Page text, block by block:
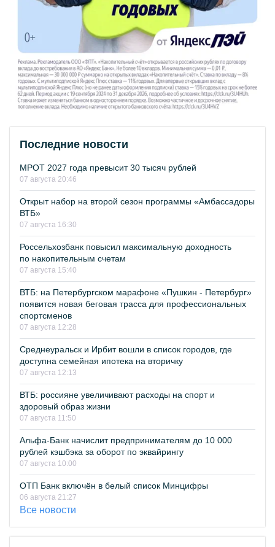
Последние новости
МРОТ 2027 года превысит 30 тысяч рублей
07 августа 20:46
Открыт набор на второй сезон программы «Амбассадоры
ВТБ»
07 августа 16:30
Россельхозбанк повысил максимальную доходность
по накопительным счетам
07 августа 15:40
ВТБ: на Петербургском марафоне «Пушкин - Петербург»
появится новая беговая трасса для профессиональных
спортсменов
07 августа 12:28
Среднеуральск и Ирбит вошли в список городов, где
доступна семейная ипотека на вторичку
07 августа 12:13
ВТБ: россияне увеличивают расходы на спорт и
здоровый образ жизни
07 августа 11:50
Альфа-Банк начислит предпринимателям до 10 000
рублей кэшбэка за оборот по эквайрингу
07 августа 10:00
ОТП Банк включён в белый список Минцифры
06 августа 21:27
Все новости